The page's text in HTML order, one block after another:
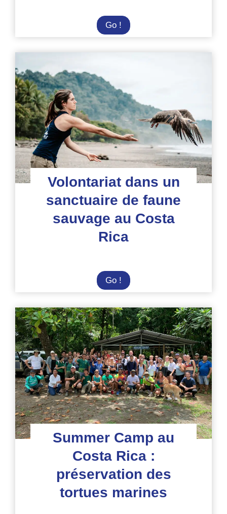
Go ! Écovolontariat
dans
forêt
tropicale
au
Costa
Rica
Volontariat dans un
sanctuaire de faune
sauvage au Costa
Rica
Go ! Volontariat
dans
un
sanctuaire
de
faune
sauvage
au
Costa
Rica
Summer Camp au
Costa Rica :
préservation des
tortues marines